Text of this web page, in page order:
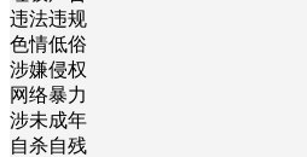
违法违规
色情低俗
涉嫌侵权
网络暴力
涉未成年
自杀自残